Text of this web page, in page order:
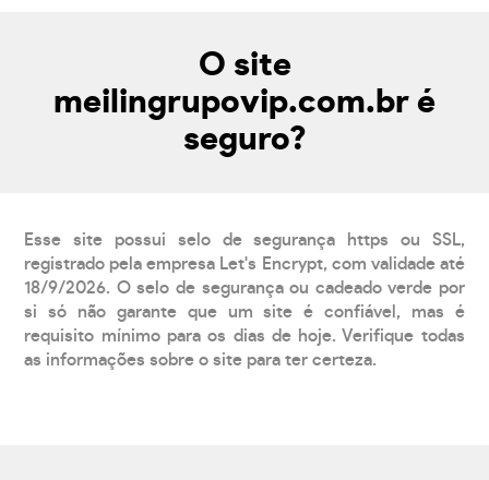
O site
meilingrupovip.com.br é
seguro?
Esse site possui selo de segurança https ou SSL,
registrado pela empresa Let's Encrypt, com validade até
18/9/2026. O selo de segurança ou cadeado verde por
si só não garante que um site é confiável, mas é
requisito mínimo para os dias de hoje. Verifique todas
as informações sobre o site para ter certeza.